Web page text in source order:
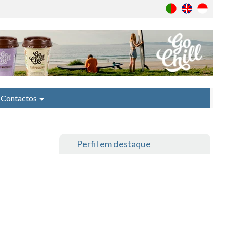
Contactos
Perfil em destaque